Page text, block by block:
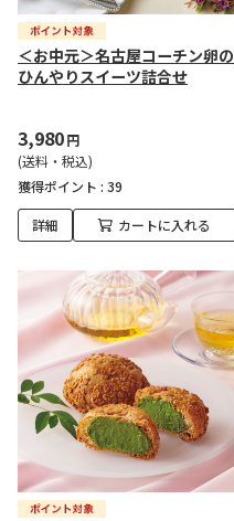
＜お中元＞名古屋コーチン卵の
ひんやりスイーツ詰合せ
3,980円
(送料・税込)
獲得ポイント : 39
詳細 カートに入れる